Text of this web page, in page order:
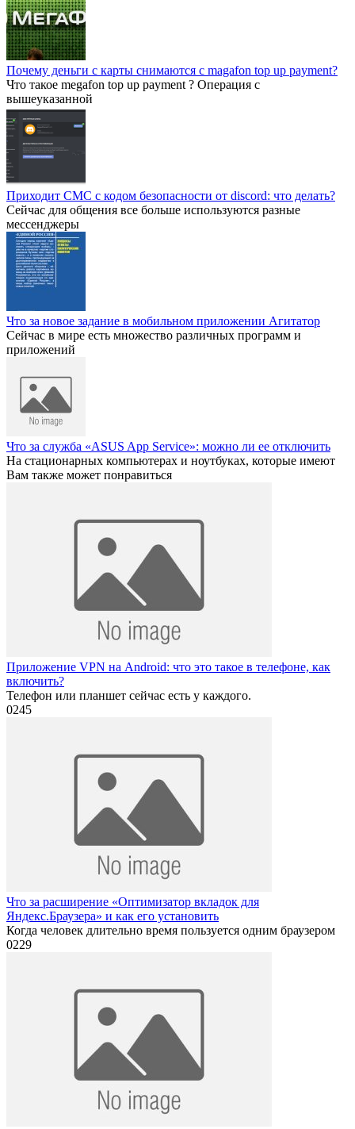
Почему деньги с карты снимаются с magafon top up payment?
Что такое megafon top up payment ? Операция с
вышеуказанной
Приходит СМС с кодом безопасности от discord: что делать?
Сейчас для общения все больше используются разные
мессенджеры
Что за новое задание в мобильном приложении Агитатор
Сейчас в мире есть множество различных программ и
приложений
Что за служба «ASUS App Service»: можно ли ее отключить
На стационарных компьютерах и ноутбуках, которые имеют
Вам также может понравиться
Приложение VPN на Android: что это такое в телефоне, как
включить?
Телефон или планшет сейчас есть у каждого.
0245
Что за расширение «Оптимизатор вкладок для
Яндекс.Браузера» и как его установить
Когда человек длительно время пользуется одним браузером
0229